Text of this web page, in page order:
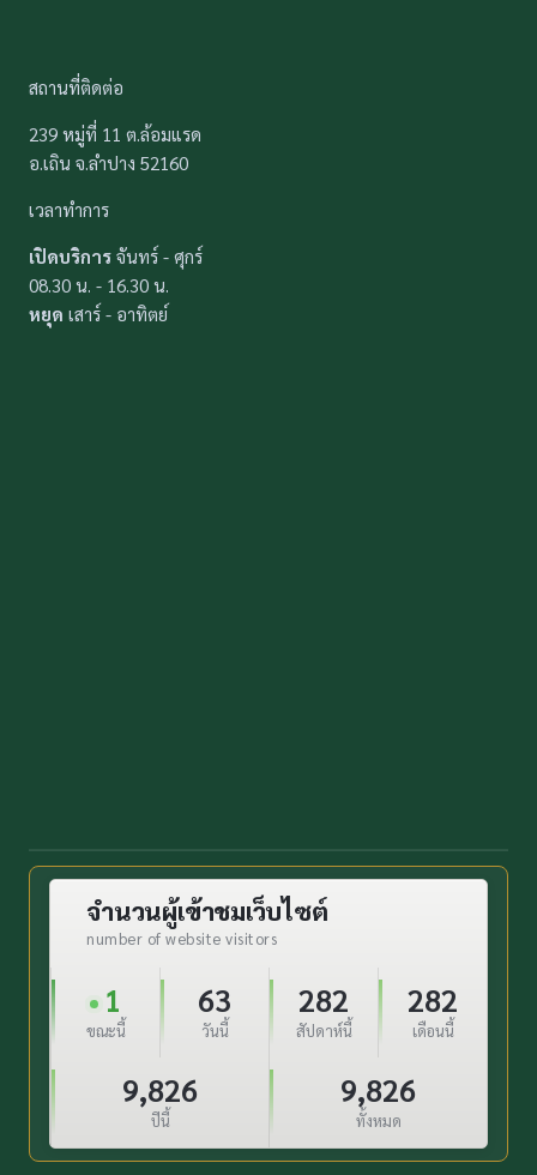
สถานที่ติดต่อ
239 หมู่ที่ 11 ต.ล้อมแรด
อ.เถิน จ.ลำปาง 52160
เวลาทำการ
เปิดบริการ จันทร์ - ศุกร์
08.30 น. - 16.30 น.
หยุด เสาร์ - อาทิตย์
จำนวนผู้เข้าชมเว็บไซต์
number of website visitors
1
ขณะนี้
63
วันนี้
282
สัปดาห์นี้
282
เดือนนี้
9,826
ปีนี้
9,826
ทั้งหมด